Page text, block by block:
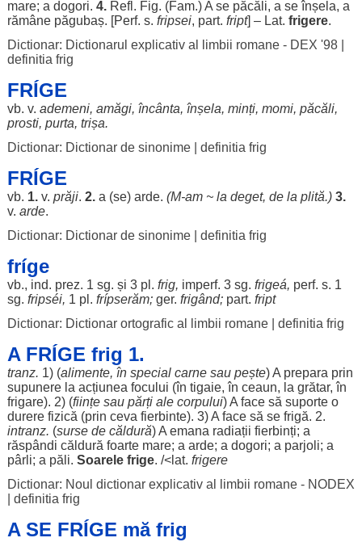
mare; a dogori. 4.Refl. Fig. (Fam.) A se păcăli, a seînșela, a
rămâne păgubaș. [Perf. s. fripsei, part. fript] – Lat. frigere.
Dictionar: Dictionarul explicativ al limbii romane - DEX '98|
definitia frig
FRÍGE
vb. v. ademeni, amăgi, încânta, înșela, minți, momi, păcăli,
prosti, purta, trișa.
Dictionar: Dictionar de sinonime| definitia frig
FRÍGE
vb. 1.v. prăji. 2.a (se) arde. (M-am~ la deget, de la plită.) 3.
v. arde.
Dictionar: Dictionar de sinonime| definitia frig
fríge
vb., ind. prez. 1 sg. și 3 pl. frig, imperf. 3 sg. frigeá, perf. s. 1
sg. fripséi, 1 pl. frípserăm; ger. frigând; part. fript
Dictionar: Dictionar ortografic al limbii romane| definitia frig
A FRÍGE frig 1.
tranz. 1) (alimente, în special carnesau pește) A prepara prin
supunerela acțiunea focului (în tigaie, în ceaun, la grătar, în
frigare). 2) (ființesau părți ale corpului) A facesă suporteo
durere fizică (prin ceva fierbinte). 3) A facesă se frigă. 2.
intranz. (sursede căldură) A emana radiații fierbinți; a
răspândi căldură foarte mare; a arde; a dogori; a parjoli; a
pârli; a păli. Soarele frige. /<lat. frigere
Dictionar: Noul dictionar explicativ al limbii romane - NODEX
definitia frig
A SE FRÍGE mă frig